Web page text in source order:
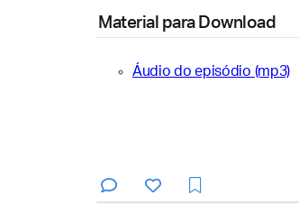
Material para Download
Áudio do episódio (mp3)